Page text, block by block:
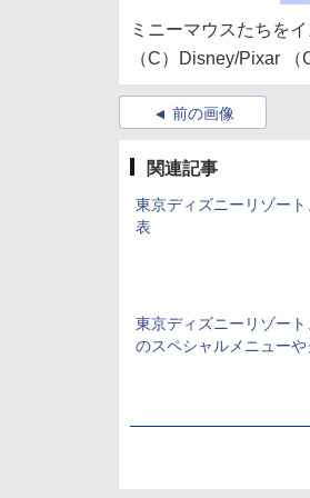
ミニーマウスたちを
（C）Disney/Pixar
前の画像
関連記事
東京ディズニーリゾー
表
東京ディズニーリゾート
のスペシャルメニュー